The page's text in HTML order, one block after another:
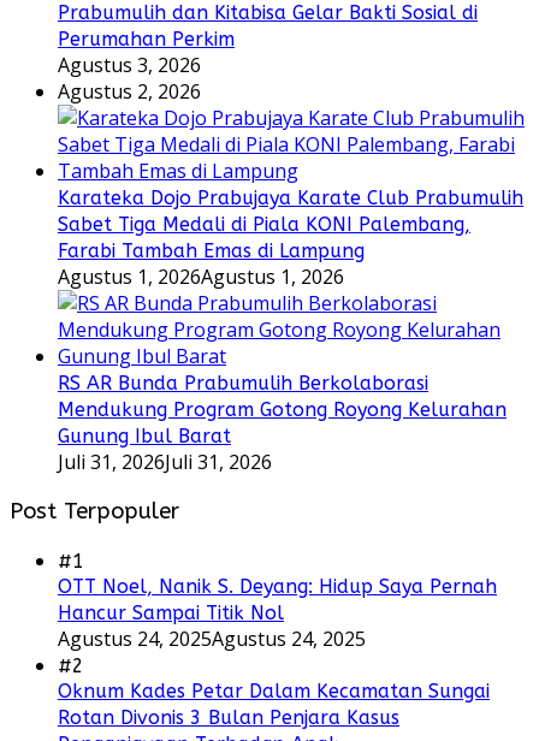
Prabumulih dan Kitabisa Gelar Bakti Sosial di
Perumahan Perkim
Agustus 3, 2026
Agustus 2, 2026
Karateka Dojo Prabujaya Karate Club Prabumulih
Sabet Tiga Medali di Piala KONI Palembang,
Farabi Tambah Emas di Lampung
Agustus 1, 2026Agustus 1, 2026
RS AR Bunda Prabumulih Berkolaborasi
Mendukung Program Gotong Royong Kelurahan
Gunung Ibul Barat
Juli 31, 2026Juli 31, 2026
Post Terpopuler
#1
OTT Noel, Nanik S. Deyang: Hidup Saya Pernah
Hancur Sampai Titik Nol
Agustus 24, 2025Agustus 24, 2025
#2
Oknum Kades Petar Dalam Kecamatan Sungai
Rotan Divonis 3 Bulan Penjara Kasus